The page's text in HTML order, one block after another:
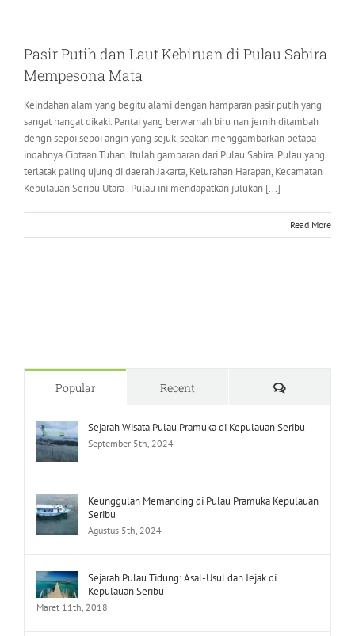
Pasir Putih dan Laut Kebiruan di Pulau Sabira
Mempesona Mata
Keindahan alam yang begitu alami dengan hamparan pasir putih yang
sangat hangat dikaki. Pantai yang berwarnah biru nan jernih ditambah
dengn sepoi sepoi angin yang sejuk, seakan menggambarkan betapa
indahnya Ciptaan Tuhan. Itulah gambaran dari Pulau Sabira. Pulau yang
terlatak paling ujung di daerah Jakarta, Kelurahan Harapan, Kecamatan
Kepulauan Seribu Utara . Pulau ini mendapatkan julukan [...]
Read More
Popular Recent Comments
Sejarah Wisata Pulau Pramuka di Kepulauan Seribu
September 5th, 2024
Keunggulan Memancing di Pulau Pramuka Kepulauan
Seribu
Agustus 5th, 2024
Sejarah Pulau Tidung: Asal-Usul dan Jejak di
Kepulauan Seribu
Maret 11th, 2018